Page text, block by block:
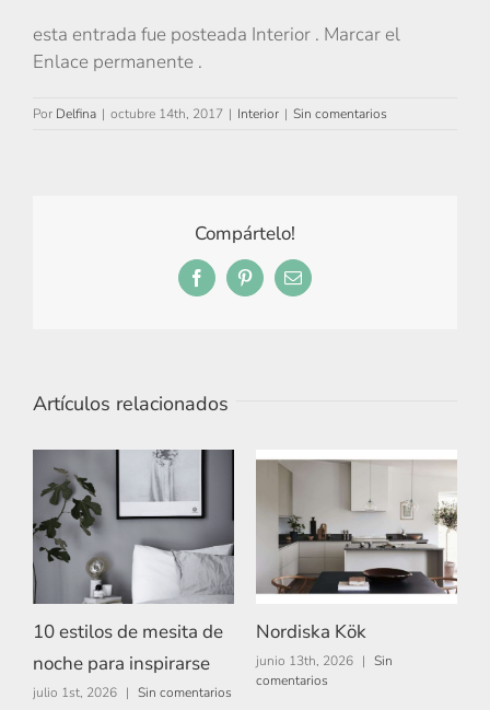
esta entrada fue posteada Interior . Marcar el
Enlace permanente .
Por Delfina | octubre 14th, 2017 | Interior | Sin comentarios
Compártelo!
FacebookPinterestCorreo
electrónico
Artículos relacionados
10 estilos de mesita de
noche para inspirarse
julio 1st, 2026 | Sin comentarios
Nordiska Kök
junio 13th, 2026 | Sin
comentarios